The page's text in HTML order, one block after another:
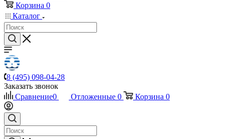
Корзина 0
Каталог
8 (495) 098-04-28
Заказать звонок
Сравнение0 Отложенные 0 Корзина 0